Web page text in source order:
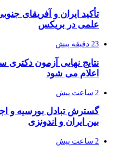
تأکید ایران و آفریقای
علمی در بریکس
23 دقیقه پیش
اعلام می شود
2 ساعت پیش
گسترش تبادل بورسیه و
بین ایران و اندونزی
2 ساعت پیش